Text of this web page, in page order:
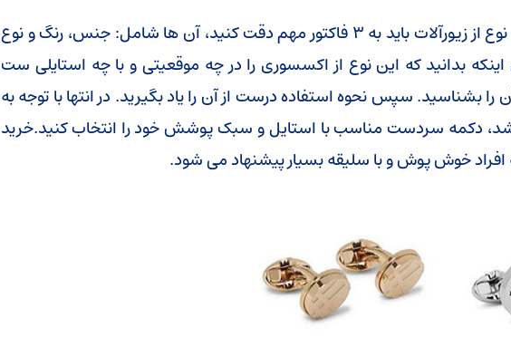
هنگام ست کردن این نوع از زیورآلات باید به 3 فاکتور مهم دقت کنید، آن ها شامل: جنس، رنگ و نوع
بدانید که این نوع از اکسسوری را در چه موقعیتی و با چه استایلی ست
را بشناسید. سپس نحوه استفاده درست از آن را یاد بگیرید. در انتها با توجه به
دکمه سردست مناسب با استایل و سبک پوشش خود را انتخاب کنید.خرید
خوش پوش و با سلیقه بسیار پیشنهاد می شود.